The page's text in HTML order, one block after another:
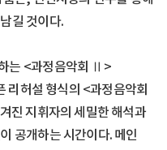
길 것이다.
는 <과정음악회 Ⅱ>
리허설 형식의 <과정음악회
진 지휘자의 세밀한 해석과
공개하는 시간이다. 메인